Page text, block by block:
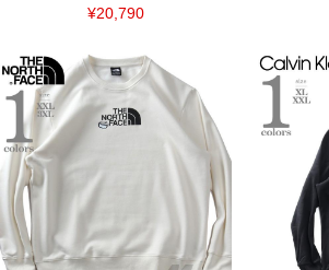
COLOR VARIATION
¥20,790